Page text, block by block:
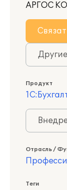
АРГОС
Продукт
Отрасль /
Теги